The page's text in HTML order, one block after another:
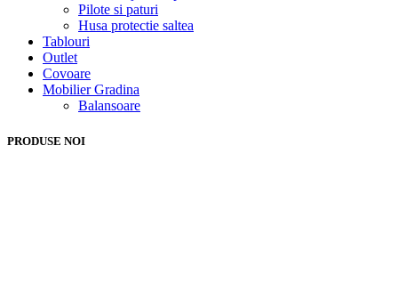
Pilote si paturi
Husa protectie saltea
Tablouri
Outlet
Covoare
Mobilier Gradina
Balansoare
PRODUSE NOI